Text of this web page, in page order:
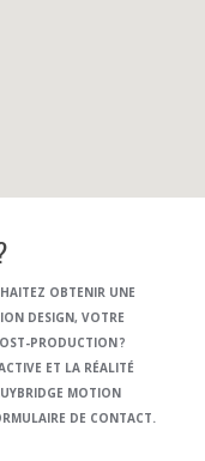
OBTENIR UNE
DESIGN, VOTRE
PRODUCTION ?
ET LA RÉALITÉ
MOTION
DE CONTACT.